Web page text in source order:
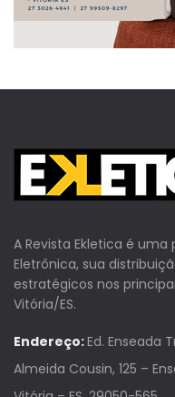
A Revista Ekletica é
Eletrônica, sua
estratégicos nos
Vitória/ES.
Endereço:Ed. Enseada
Almeida Cousin, 125 –